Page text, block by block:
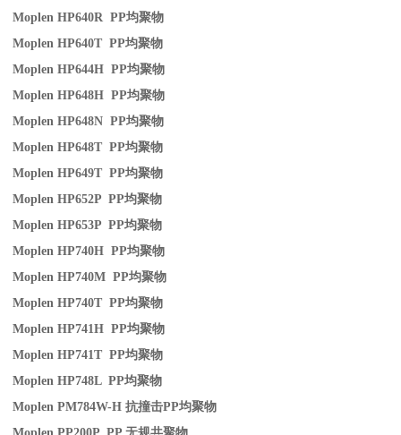
Moplen HP640R PP均聚物
Moplen HP640T PP均聚物
Moplen HP644H PP均聚物
Moplen HP648H PP均聚物
Moplen HP648N PP均聚物
Moplen HP648T PP均聚物
Moplen HP649T PP均聚物
Moplen HP652P PP均聚物
Moplen HP653P PP均聚物
Moplen HP740H PP均聚物
Moplen HP740M PP均聚物
Moplen HP740T PP均聚物
Moplen HP741H PP均聚物
Moplen HP741T PP均聚物
Moplen HP748L PP均聚物
Moplen PM784W-H抗撞击PP均聚物